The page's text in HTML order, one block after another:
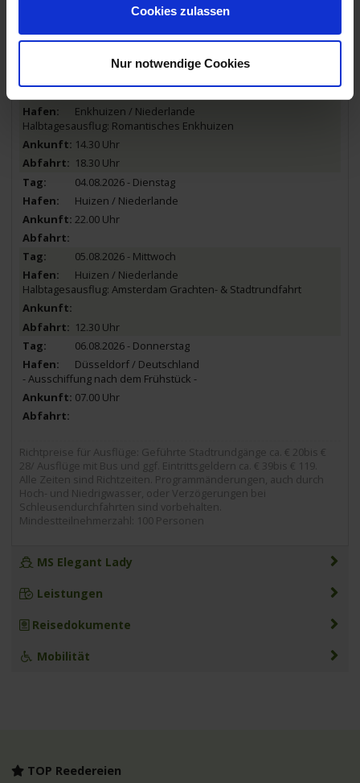
Cookies zulassen
Nur notwendige Cookies
Stavoren / Niederlande
Fahrt über das Markermeer
Enkhuizen / Niederlande
Halbtagesausflug: Romantisches Enkhuizen
14.30 Uhr
18.30 Uhr
04.08.2026 - Dienstag
Huizen / Niederlande
22.00 Uhr
05.08.2026 - Mittwoch
Huizen / Niederlande
Halbtagesausflug: Amsterdam Grachten- & Stadtrundfahrt
12.30 Uhr
06.08.2026 - Donnerstag
Düsseldorf / Deutschland
- Ausschiffung nach dem Frühstück -
07.00 Uhr
Richtpreise für Ausflüge: Geführte Stadtrundgänge ca. € 20bis €
28/ Ausflüge mit Bus und ggf. Eintrittsgeldern ca. € 39bis € 119.
Alle Zeiten sind Richtzeiten. Programmänderungen, auch durch
Hoch- und Niedrigwasser, oder Verzögerungen bei
Schleusendurchfahrten sind vorbehalten.
Mindestteilnehmerzahl: 100 Personen
MS Elegant Lady
Leistungen
Reisedokumente
Mobilität
TOP Reedereien